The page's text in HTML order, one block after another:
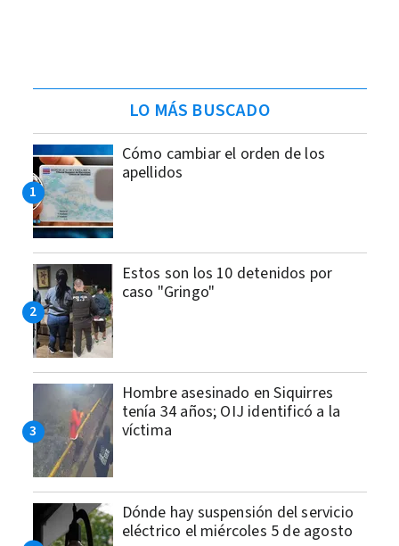
LO MÁS BUSCADO
Cómo cambiar el orden de los
apellidos
Estos son los 10 detenidos por
caso "Gringo"
Hombre asesinado en Siquirres
tenía 34 años; OIJ identificó a la
víctima
Dónde hay suspensión del servicio
eléctrico el miércoles 5 de agosto